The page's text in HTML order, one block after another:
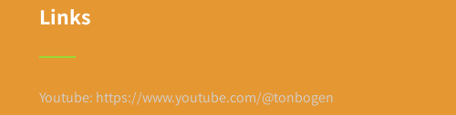
Links
Youtube: https://www.youtube.com/@tonbogen